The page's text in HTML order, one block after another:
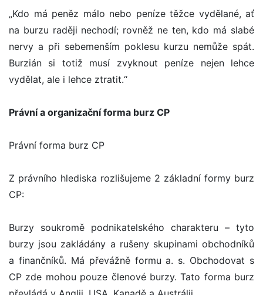
„Kdo má peněz málo nebo peníze těžce vydělané, ať
na burzu raději nechodí; rovněž ne ten, kdo má slabé
nervy a při sebemenším poklesu kurzu nemůže spát.
Burzián si totiž musí zvyknout peníze nejen lehce
vydělat, ale i lehce ztratit.“
Právní a organizační forma burz CP
Právní forma burz CP
Z právního hlediska rozlišujeme 2 základní formy burz
CP:
Burzy soukromě podnikatelského charakteru – tyto
burzy jsou zakládány a rušeny skupinami obchodníků
a finančníků. Má převážně formu a. s. Obchodovat s
CP zde mohou pouze členové burzy. Tato forma burz